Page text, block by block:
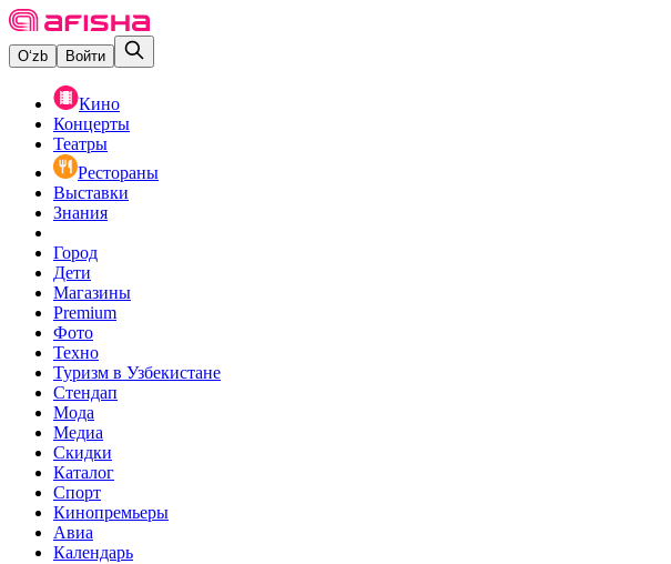
O‘zb Войти
Кино
Концерты
Театры
Рестораны
Выставки
Знания
Город
Дети
Магазины
Premium
Фото
Техно
Туризм в Узбекистане
Стендап
Мода
Медиа
Скидки
Каталог
Спорт
Кинопремьеры
Авиа
Календарь